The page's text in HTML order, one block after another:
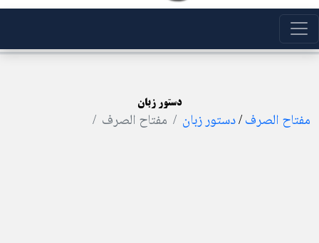
دستور زبان
مفتاح الصرف/دستور زبان مفتاح الصرف